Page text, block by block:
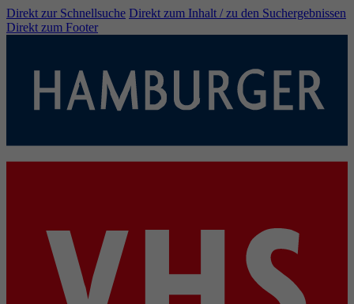
Direkt zur Schnellsuche Direkt zum Inhalt / zu den Suchergebnissen
Direkt zum Footer